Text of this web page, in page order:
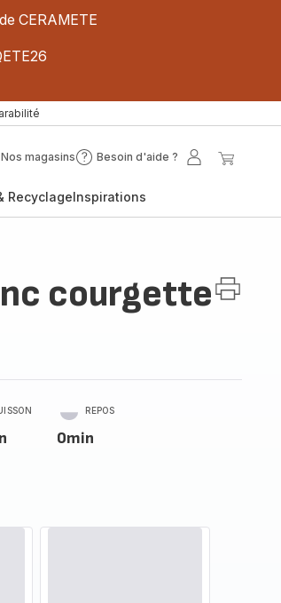
CERAMETE
Nos magasins Besoin d'aide ?
Besoin
?
Mon
RecyclageInspirations
courgette
REPOS
0min